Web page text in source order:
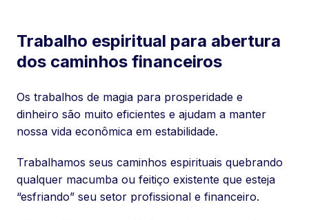
Trabalho espiritual para abertura
dos caminhos financeiros
Os trabalhos de magia para prosperidade e
dinheiro são muito eficientes e ajudam a manter
nossa vida econômica em estabilidade.
Trabalhamos seus caminhos espirituais quebrando
qualquer macumba ou feitiço existente que esteja
“esfriando” seu setor profissional e financeiro.